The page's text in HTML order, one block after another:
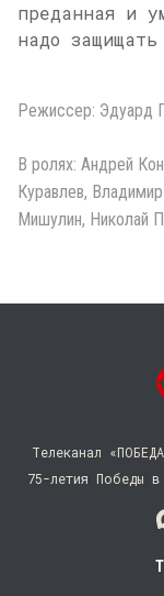
преданная и
надо
Режиссер: Эдуард
В ролях: Андрей
Куравлев,
Мишулин, Николай
Телеканал
75-летия Победы в